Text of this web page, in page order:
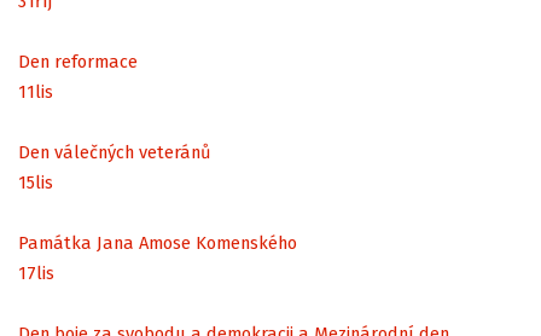
Den reformace
11lis
Den válečných veteránů
15lis
Památka Jana Amose Komenského
17lis